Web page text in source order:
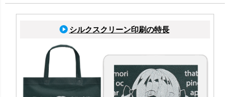
シルクスクリーン印刷の特長